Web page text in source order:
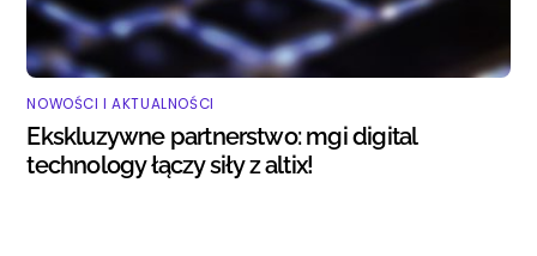
NOWOŚCI I AKTUALNOŚCI
Ekskluzywne partnerstwo: mgi digital
technology łączy siły z altix!